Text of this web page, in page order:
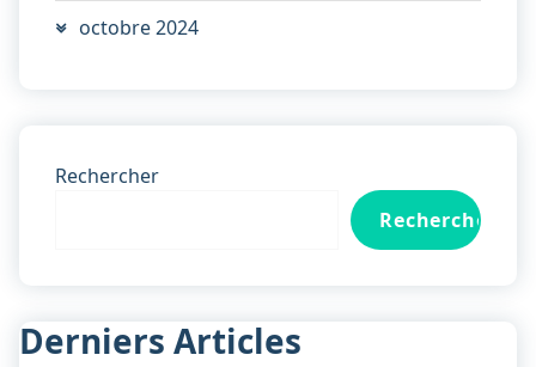
octobre 2024
Rechercher
Rechercher
Derniers Articles